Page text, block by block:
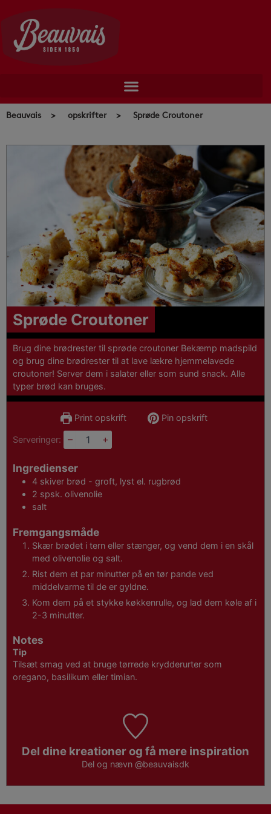
content
Beauvais > opskrifter> Sprøde Croutoner
Sprøde Croutoner
Brug dine brødrester til sprøde croutoner Bekæmp madspild
og brug dine brødrester til at lave lækre hjemmelavede
croutoner! Server dem i salater eller som sund snack. Alle
typer brød kan bruges.
Print opskrift Pin opskrift
Serveringer: – +
Ingredienser
4 skiver brød - groft, lyst el. rugbrød
2 spsk. olivenolie
salt
Fremgangsmåde
Skær brødet i tern eller stænger, og vend dem i en skål
med olivenolie og salt.
Rist dem et par minutter på en tør pande ved
middelvarme til de er gyldne.
Kom dem på et stykke køkkenrulle, og lad dem køle af i
2-3 minutter.
Notes
Tip
Tilsæt smag ved at bruge tørrede krydderurter som
oregano, basilikum eller timian.
Del dine kreationer og få mere inspiration
Del og nævn @beauvaisdk